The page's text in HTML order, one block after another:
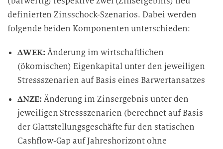
definierten Zinsschock-Szenarios. Dabei werden
folgende beiden Komponenten unterschieden:
∆WEK: Änderung im wirtschaftlichen
(ökomischen) Eigenkapital unter den jeweiligen
Stressszenarien auf Basis eines Barwertansatzes
∆NZE: Änderung im Zinsergebnis unter den
jeweiligen Stressszenarien (berechnet auf Basis
der Glattstellungsgeschäfte für den statischen
Cashflow-Gap auf Jahreshorizont ohne